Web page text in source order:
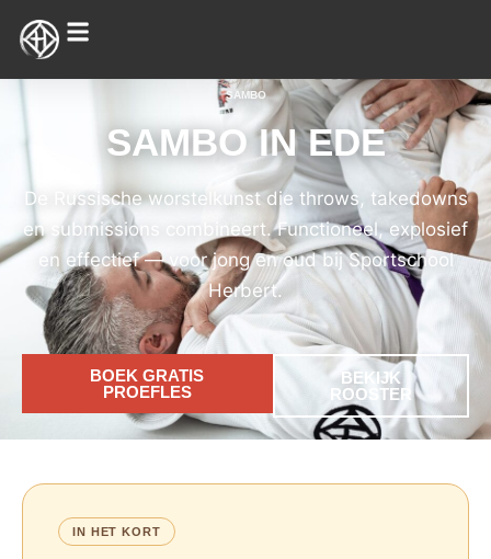
SAMBO
SAMBO IN EDE
De Russische worstelkunst die throws, takedowns
en submissions combineert. Functioneel, explosief
en effectief — voor jong en oud bij Sportschool
Herbert.
BOEK GRATIS
PROEFLES
BEKIJK
ROOSTER
IN HET KORT